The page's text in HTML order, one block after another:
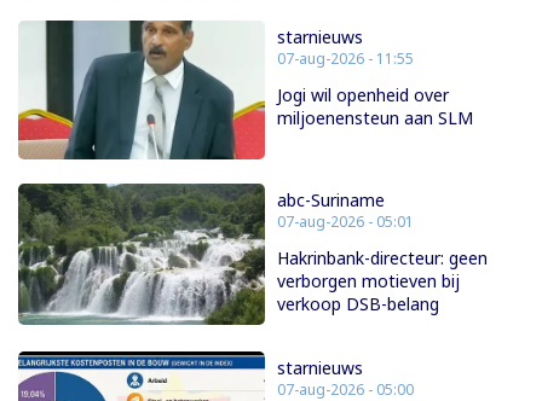
starnieuws
07-aug-2026 - 11:55
Jogi wil openheid over
miljoenensteun aan SLM
abc-Suriname
07-aug-2026 - 05:01
Hakrinbank-directeur: geen
verborgen motieven bij
verkoop DSB-belang
starnieuws
07-aug-2026 - 05:00